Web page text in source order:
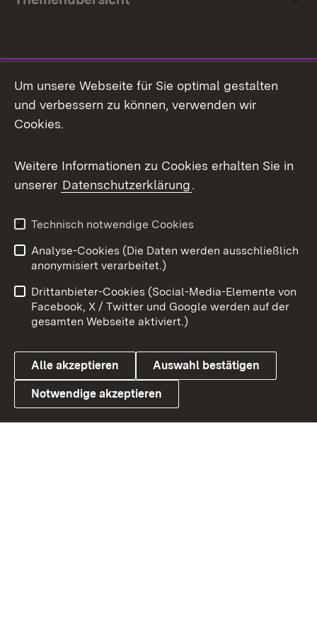
Facebook
X / Twitter
Youtube
Link zum Landesportal
Impressum
Kontakt
Barrierefreiheit
Datenschutz
Cookies
Um unsere Webseite für Sie optimal gestalten
und verbessern zu können, verwenden wir
Cookies.
Weitere Informationen zu Cookies erhalten Sie in
unserer Datenschutzerklärung.
Technisch notwendige Cookies
Analyse-Cookies (Die Daten werden ausschließlich
anonymisiert verarbeitet.)
Drittanbieter-Cookies (Social-Media-Elemente von
Facebook, X / Twitter und Google werden auf der
gesamten Webseite aktiviert.)
Alle akzeptieren Auswahl bestätigen
Notwendige akzeptieren